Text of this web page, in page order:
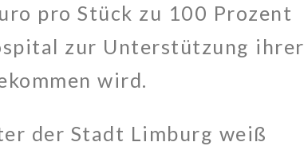
pro Stück zu 100 Prozent
zur Unterstützung ihrer
wird.
der Stadt Limburg weiß